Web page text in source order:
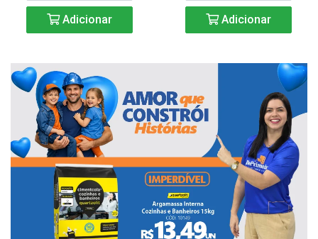
Adicionar Adicionar